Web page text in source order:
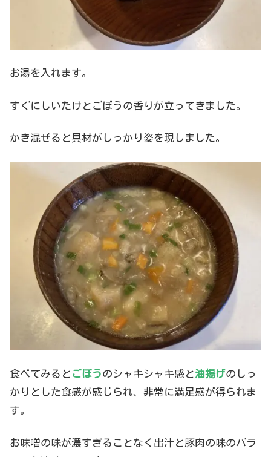
お湯を入れます。
すぐにしいたけとごぼうの香りが立ってきました。
かき混ぜると具材がしっかり姿を現しました。
食べてみると ごぼうのシャキシャキ感と油揚げのしっ
かりとした食感が感じられ、非常に満足感が得られま
す。
お味噌の味が濃すぎることなく出汁と豚肉の味のバラ